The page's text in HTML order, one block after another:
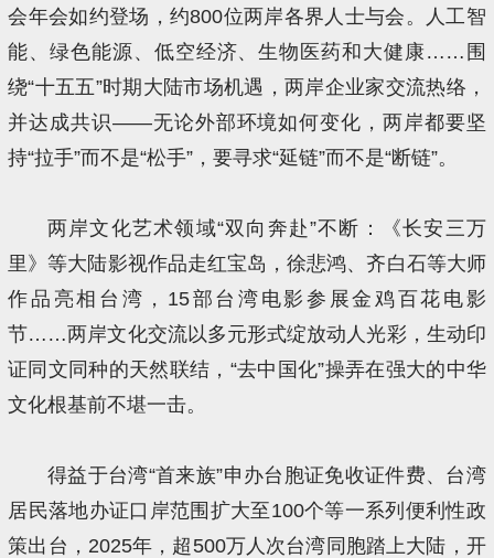
会年会如约登场，约800位两岸各界人士与会。人工智
能、绿色能源、低空经济、生物医药和大健康……围
绕“十五五”时期大陆市场机遇，两岸企业家交流热络，
并达成共识——无论外部环境如何变化，两岸都要坚
持“拉手”而不是“松手”，要寻求“延链”而不是“断链”。
两岸文化艺术领域“双向奔赴”不断：《长安三万
里》等大陆影视作品走红宝岛，徐悲鸿、齐白石等大师
作品亮相台湾，15部台湾电影参展金鸡百花电影
节……两岸文化交流以多元形式绽放动人光彩，生动印
证同文同种的天然联结，“去中国化”操弄在强大的中华
文化根基前不堪一击。
得益于台湾“首来族”申办台胞证免收证件费、台湾
居民落地办证口岸范围扩大至100个等一系列便利性政
策出台，2025年，超500万人次台湾同胞踏上大陆，开